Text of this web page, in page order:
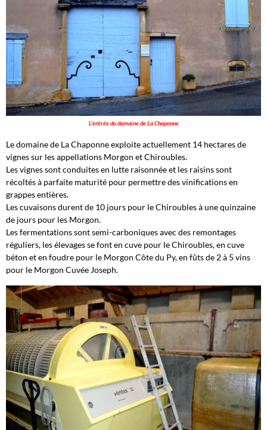
L’entrée du domaine de La Chaponne
Le domaine de La Chaponne exploite actuellement 14 hectares de
vignes sur les appellations Morgon et Chiroubles.
Les vignes sont conduites en lutte raisonnée et les raisins sont
récoltés à parfaite maturité pour permettre des vinifications en
grappes entières.
Les cuvaisons durent de 10 jours pour le Chiroubles à une quinzaine
de jours pour les Morgon.
Les fermentations sont semi-carboniques avec des remontages
réguliers, les élevages se font en cuve pour le Chiroubles, en cuve
béton et en foudre pour le Morgon Côte du Py, en fûts de 2 à 5 vins
pour le Morgon Cuvée Joseph.